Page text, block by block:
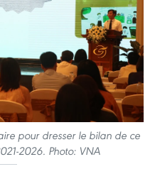
pour dresser le bilan de ce
2026. Photo: VNA